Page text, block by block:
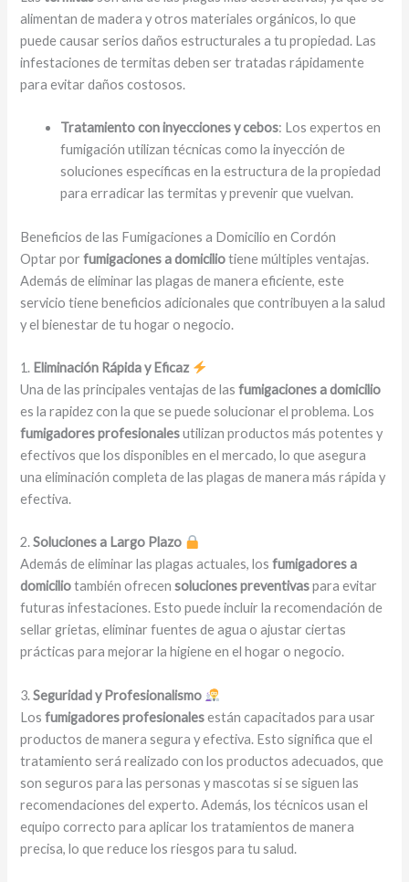
alimentan de madera y otros materiales orgánicos, lo que
puede causar serios daños estructurales a tu propiedad. Las
infestaciones de termitas deben ser tratadas rápidamente
para evitar daños costosos.
Tratamiento con inyecciones y cebos: Los expertos en
fumigación utilizan técnicas como la inyección de
soluciones específicas en la estructura de la propiedad
para erradicar las termitas y prevenir que vuelvan.
Beneficios de las Fumigaciones a Domicilio en Cordón
Optar porfumigaciones a domiciliotiene múltiples ventajas.
Además de eliminar las plagas de manera eficiente, este
servicio tiene beneficios adicionales que contribuyen a la salud
y el bienestar de tu hogar o negocio.
1. Eliminación Rápida y Eficaz
Una de las principales ventajas de lasfumigaciones a domicilio
es la rapidez con la que se puede solucionar el problema. Los
fumigadores profesionalesutilizan productos más potentes y
efectivos que los disponibles en el mercado, lo que asegura
una eliminación completa de las plagas de manera más rápida y
efectiva.
2.Soluciones a Largo Plazo
Además de eliminar las plagas actuales, losfumigadores a
domiciliotambién ofrecensoluciones preventivaspara evitar
futuras infestaciones. Esto puede incluir la recomendación de
sellar grietas, eliminar fuentes de agua o ajustar ciertas
prácticas para mejorar la higiene en el hogar o negocio.
3.Seguridad y Profesionalismo
Losfumigadores profesionalesestán capacitados para usar
productos de manera segura y efectiva. Esto significa que el
tratamiento será realizado con los productos adecuados, que
son seguros para las personas y mascotas si se siguen las
recomendaciones del experto. Además, los técnicos usan el
equipo correcto para aplicar los tratamientos de manera
precisa, lo que reduce los riesgos para tu salud.